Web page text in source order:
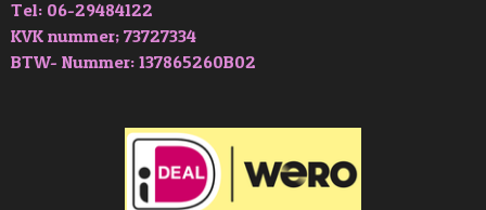
Tel: 06-29484122
KVK nummer; 73727334
BTW- Nummer: 137865260B02